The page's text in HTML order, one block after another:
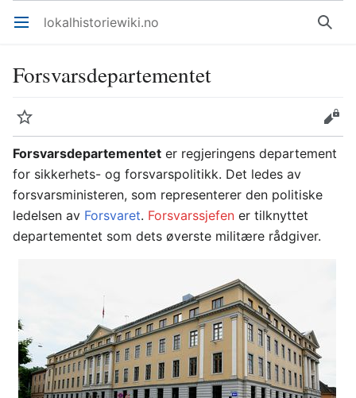
Åpne hovedmenyen lokalhistoriewiki.no Søk
Forsvarsdepartementet
Overvåk
Rediger
Forsvarsdepartementet er regjeringens departement
for sikkerhets- og forsvarspolitikk. Det ledes av
forsvarsministeren, som representerer den politiske
ledelsen av Forsvaret. Forsvarssjefen er tilknyttet
departementet som dets øverste militære rådgiver.